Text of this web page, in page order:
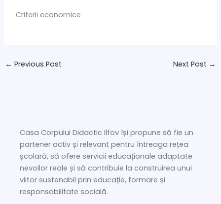
Criterii economice
← Previous Post Next Post →
Casa Corpului Didactic Ilfov își propune să fie un
partener activ și relevant pentru întreaga rețea
școlară, să ofere servicii educaționale adaptate
nevoilor reale și să contribuie la construirea unui
viitor sustenabil prin educație, formare și
responsabilitate socială.